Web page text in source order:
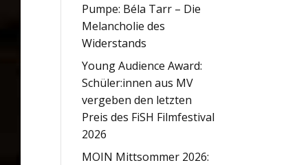
Pumpe: Béla Tarr – Die
Melancholie des
Widerstands
Young Audience Award:
Schüler:innen aus MV
vergeben den letzten
Preis des FiSH Filmfestival
2026
MOIN Mittsommer 2026: